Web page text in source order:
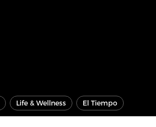
Life & Wellness El Tiempo